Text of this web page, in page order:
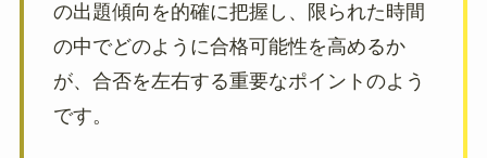
の出題傾向を的確に把握し、限られた時間
の中でどのように合格可能性を高めるか
が、合否を左右する重要なポイントのよう
です。